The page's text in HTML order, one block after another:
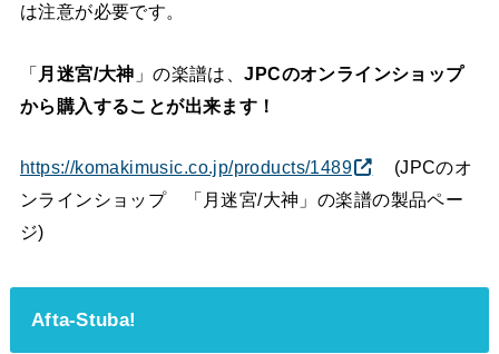
は注意が必要です。
「 月迷宮/大神 」の楽譜は、JPCのオンラインショップ
から購入することが出来ます！
https://komakimusic.co.jp/products/1489
(JPCのオ
ンラインショップ 「月迷宮/大神」の楽譜の製品ペー
ジ)
Afta-Stuba!